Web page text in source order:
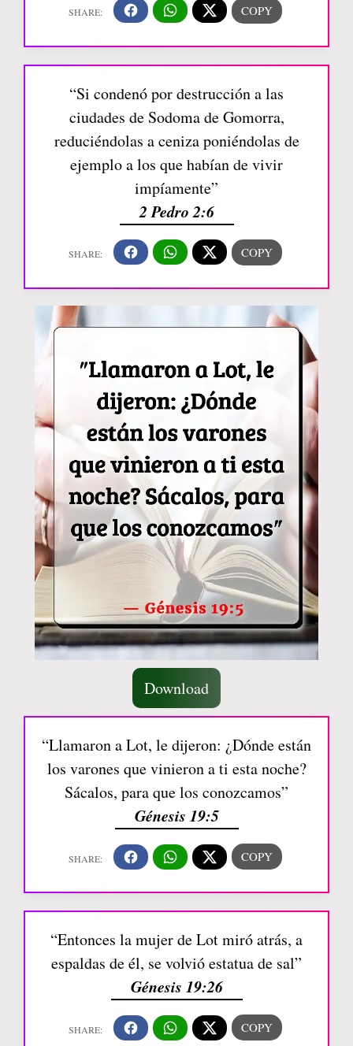
“Si condenó por destrucción a las
ciudades de Sodoma de Gomorra,
reduciéndolas a ceniza poniéndolas de
ejemplo a los que habían de vivir
impíamente”
2 Pedro 2:6
Download
“Llamaron a Lot, le dijeron: ¿Dónde están
los varones que vinieron a ti esta noche?
Sácalos, para que los conozcamos”
Génesis 19:5
“Entonces la mujer de Lot miró atrás, a
espaldas de él, se volvió estatua de sal”
Génesis 19:26